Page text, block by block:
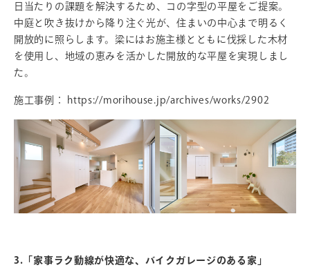
日当たりの課題を解決するため、コの字型の平屋をご提案。
中庭と吹き抜けから降り注ぐ光が、住まいの中心まで明るく
開放的に照らします。梁にはお施主様とともに伐採した木材
を使用し、地域の恵みを活かした開放的な平屋を実現しまし
た。
施工事例： https://morihouse.jp/archives/works/2902
3.「家事ラク動線が快適な、バイクガレージのある家」